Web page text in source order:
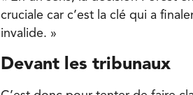
cruciale car c’est la clé qui a
invalide. »
Devant les tribunaux